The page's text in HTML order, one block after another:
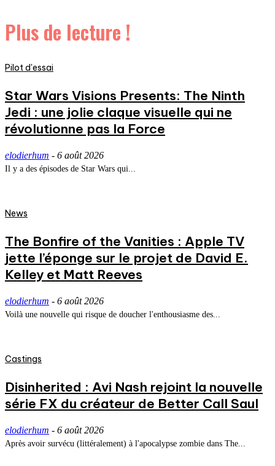
Plus de lecture !
Pilot d'essai
Star Wars Visions Presents: The Ninth
Jedi : une jolie claque visuelle qui ne
révolutionne pas la Force
elodierhum - 6 août 2026
Il y a des épisodes de Star Wars qui...
News
The Bonfire of the Vanities : Apple TV
jette l’éponge sur le projet de David E.
Kelley et Matt Reeves
elodierhum - 6 août 2026
Voilà une nouvelle qui risque de doucher l'enthousiasme des...
Castings
Disinherited : Avi Nash rejoint la nouvelle
série FX du créateur de Better Call Saul
elodierhum - 6 août 2026
Après avoir survécu (littéralement) à l'apocalypse zombie dans The...